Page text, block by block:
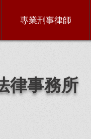
專業刑事律師
律事務所